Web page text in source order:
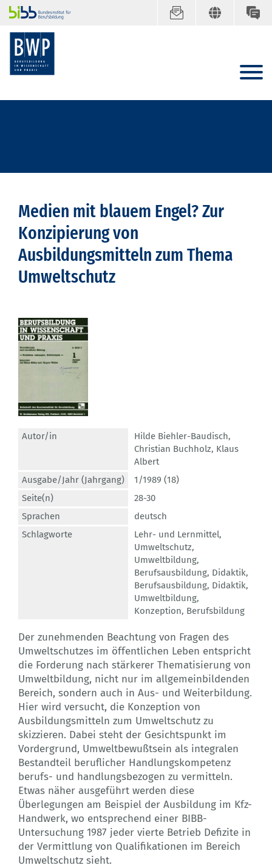
Medien mit blauem Engel? Zur
Konzipierung von
Ausbildungsmitteln zum Thema
Umweltschutz
Autor/in Hilde Biehler-Baudisch,
Christian Buchholz, Klaus
Albert
Ausgabe/Jahr (Jahrgang)
1/1989 (18)
Seite(n)
28-30
Sprachen
deutsch
Schlagworte
Lehr- und Lernmittel,
Umweltschutz,
Umweltbildung,
Berufsausbildung, Didaktik,
Berufsausbildung, Didaktik,
Umweltbildung,
Konzeption, Berufsbildung
Der zunehmenden Beachtung von Fragen des
Umweltschutzes im öffentlichen Leben entspricht
die Forderung nach stärkerer Thematisierung von
Umweltbildung, nicht nur im allgemeinbildenden
Bereich, sondern auch in Aus- und Weiterbildung.
Hier wird versucht, die Konzeption von
Ausbildungsmitteln zum Umweltschutz zu
skizzieren. Dabei steht der Gesichtspunkt im
Vordergrund, Umweltbewußtsein als integralen
Bestandteil beruflicher Handlungskompetenz
berufs- und handlungsbezogen zu vermitteln.
Etwas näher ausgeführt werden diese
Überlegungen am Beispiel der Ausbildung im Kfz-
Handwerk, wo entsprechend einer BIBB-
Untersuchung 1987 jeder vierte Betrieb Defizite in
der Vermittlung von Qualifikationen im Bereich
Umweltschutz sieht.